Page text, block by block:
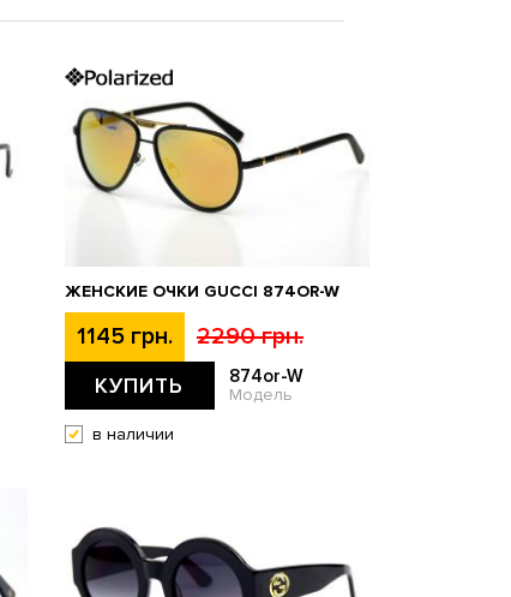
ЖЕНСКИЕ ОЧКИ GUCCI 874OR-W
1145 грн. 2290 грн.
КУПИТЬ 874or-W
Модель
в наличии